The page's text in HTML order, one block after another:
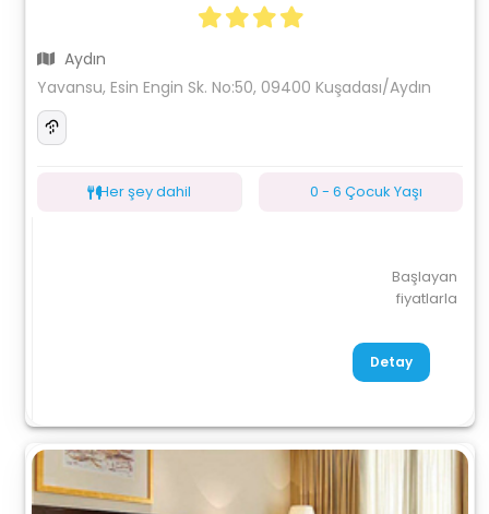
Aydın
Yavansu, Esin Engin Sk. No:50, 09400 Kuşadası/Aydın
Her şey dahil 0 - 6 Çocuk Yaşı
Başlayan
fiyatlarla
Detay